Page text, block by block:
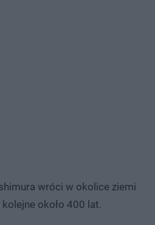
wróci w okolice ziemi
około 400 lat.